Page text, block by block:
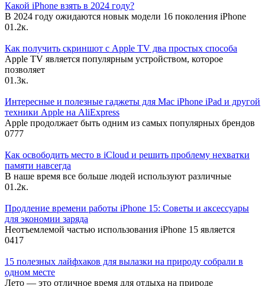
Какой iPhone взять в 2024 году?
В 2024 году ожидаются новык модели 16 поколения iPhone
01.2к.
Как получить скриншот с Apple TV два простых способа
Apple TV является популярным устройством, которое
позволяет
01.3к.
Интересные и полезные гаджеты для Mac iPhone iPad и другой
техники Apple на AliExpress
Apple продолжает быть одним из самых популярных брендов
0777
Как освободить место в iCloud и решить проблему нехватки
памяти навсегда
В наше время все больше людей используют различные
01.2к.
Продление времени работы iPhone 15: Советы и аксессуары
для экономии заряда
Неотъемлемой частью использования iPhone 15 является
0417
15 полезных лайфхаков для вылазки на природу собрали в
одном месте
Лето — это отличное время для отдыха на природе